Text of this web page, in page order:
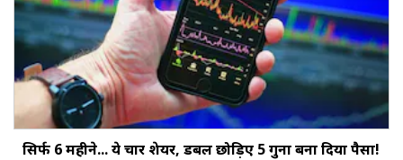
सिर्फ 6 महीने... ये चार शेयर, डबल छोड़‍िए 5 गुना बना दिया पैसा!